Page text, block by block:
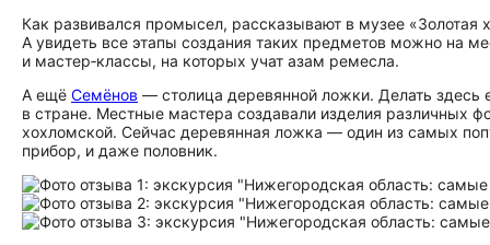
Как развивался промысел, рассказывают в музее «Золотая
А увидеть все этапы создания таких предметов можно на
и мастер‑классы, на которых учат азам ремесла.
А ещё Семёнов — столица деревянной ложки. Делать здесь
в стране. Местные мастера создавали изделия различных
хохломской. Сейчас деревянная ложка — один из самых
прибор, и даже половник.